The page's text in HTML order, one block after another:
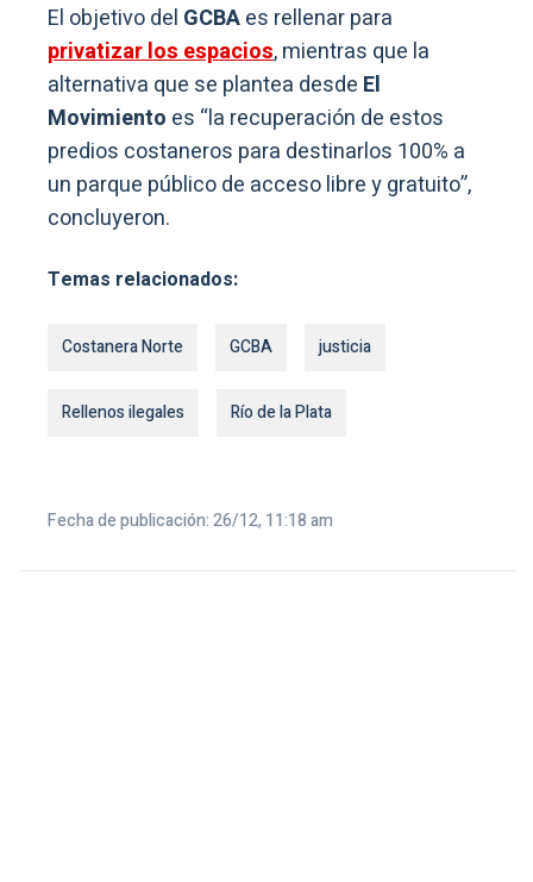
El objetivo del GCBAes rellenar para
privatizar los espacios, mientras que la
alternativa que se plantea desde El
Movimiento es “la recuperación de estos
predios costaneros para destinarlos 100% a
un parque público de acceso libre y gratuito”,
concluyeron.
Temas relacionados:
Costanera Norte GCBA justicia
Rellenos ilegales Río de la Plata
Fecha de publicación: 26/12, 11:18 am